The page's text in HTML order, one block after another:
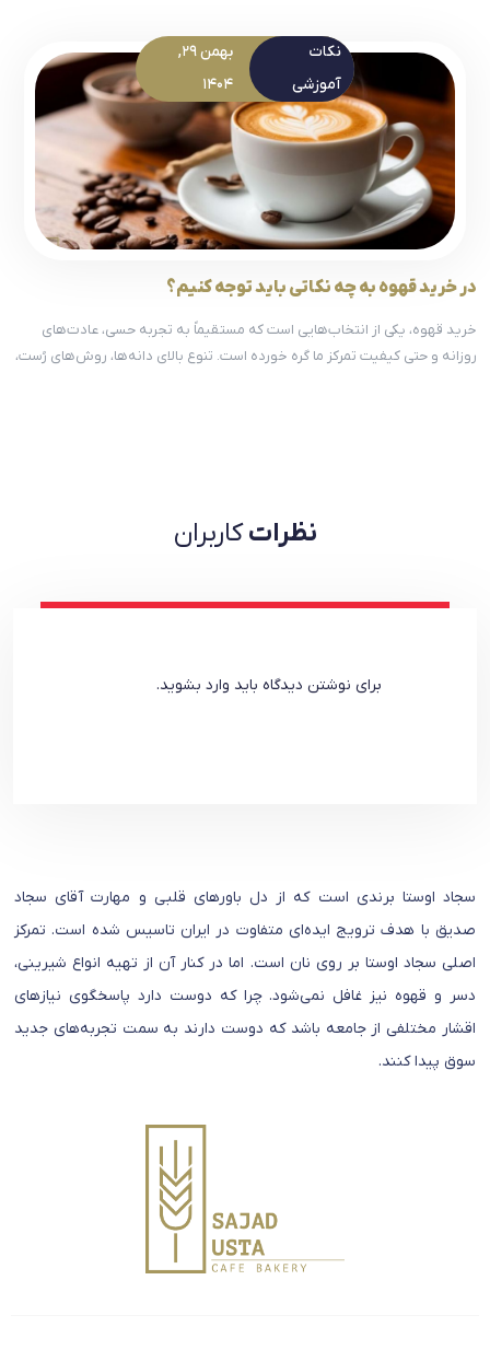
نکات
آموزشی
بهمن 29,
1404
در خرید قهوه به چه نکاتی باید توجه کنیم؟
خرید قهوه، یکی از انتخاب‌هایی‌ است که مستقیماً به تجربه حسی، عادت‌های
روزانه و حتی کیفیت تمرکز ما گره خورده است. تنوع بالای دانه‌ها، روش‌های رُست،
نظراتکاربران
برای نوشتن دیدگاه باید وارد بشوید.
سجاد اوستا برندی است که از دل باورهای قلبی و مهارت آقای سجاد
صدیق با هدف ترویج ایده‌ای متفاوت در ایران تاسیس شده است. تمرکز
اصلی سجاد اوستا بر روی نان است. اما در کنار آن از تهیه انواع شیرینی،
دسر و قهوه نیز غافل نمی‌شود. چرا که دوست دارد پاسخگوی نیازهای
اقشار مختلفی از جامعه باشد که دوست دارند به سمت تجربه‌های جدید
سوق پیدا کنند.